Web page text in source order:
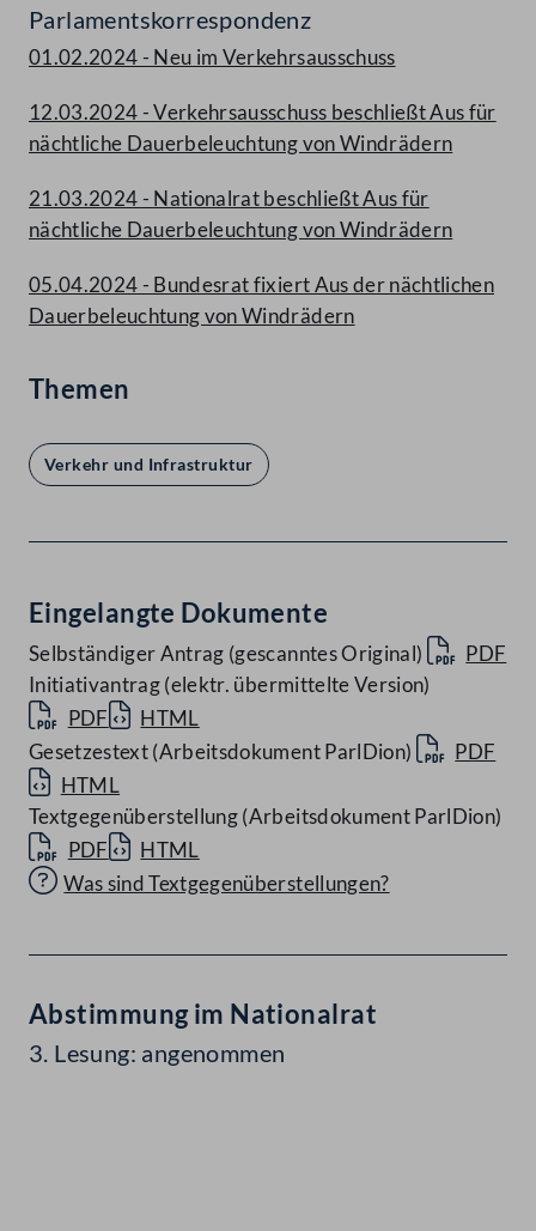
Parlamentskorrespondenz
01.02.2024 - Neu im Verkehrsausschuss
12.03.2024 - Verkehrsausschuss beschließt Aus für
nächtliche Dauerbeleuchtung von Windrädern
21.03.2024 - Nationalrat beschließt Aus für
nächtliche Dauerbeleuchtung von Windrädern
05.04.2024 - Bundesrat fixiert Aus der nächtlichen
Dauerbeleuchtung von Windrädern
Themen
Verkehr und Infrastruktur
Eingelangte Dokumente
Selbständiger Antrag (gescanntes Original)
PDF
Initiativantrag (elektr. übermittelte Version)
PDF
HTML
Gesetzestext (Arbeitsdokument ParlDion)
PDF
HTML
Textgegenüberstellung (Arbeitsdokument ParlDion)
PDF
HTML
Was sind Textgegenüberstellungen?
Abstimmung im Nationalrat
3. Lesung: angenommen